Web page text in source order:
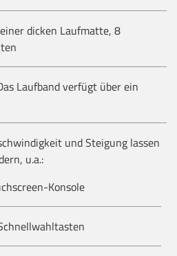
dicken Laufmatte, 8
Laufband verfügt über ein
und Steigung lassen
u.a.:
Konsole